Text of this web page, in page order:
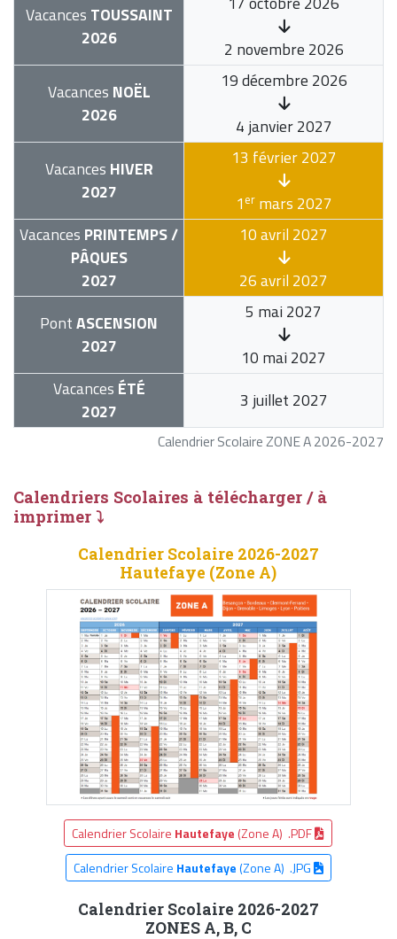
Calendrier Scolaire ZONE A 2026-2027
Vacances TOUSSAINT
2026
2 novembre 2026
Vacances NOËL
2026
19 décembre 2026
4 janvier 2027
Vacances HIVER
2027
13 février 2027
1ermars 2027
Vacances PRINTEMPS /
PÂQUES
2027
10 avril 2027
26 avril 2027
PontASCENSION
2027
5 mai 2027
10 mai 2027
Vacances ÉTÉ
2027
3 juillet 2027
Calendriers Scolaires à télécharger / à
imprimer ⤵
Calendrier Scolaire 2026-2027
Hautefaye (Zone A)
Calendrier Scolaire Hautefaye (Zone A) .PDF
Calendrier Scolaire Hautefaye(Zone A) .JPG
Calendrier Scolaire 2026-2027
ZONES A, B, C